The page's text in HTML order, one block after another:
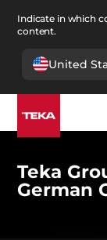
Indicate in which
content.
United
Teka
German